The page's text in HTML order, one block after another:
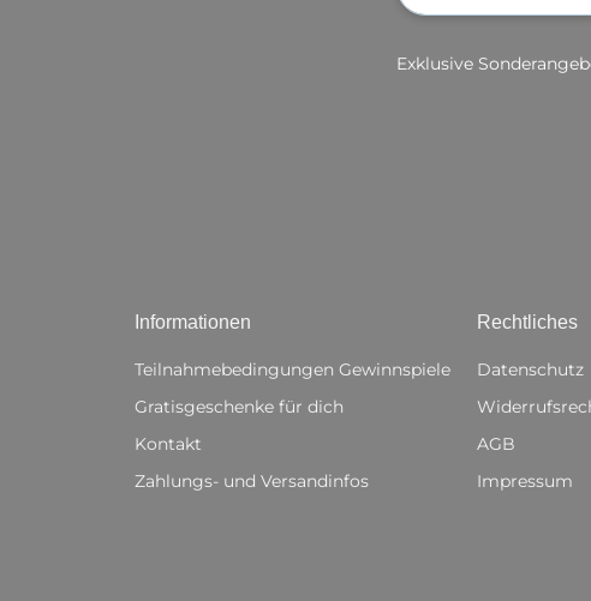
Exklusive
Informationen
Teilnahmebedingungen Gewinnspiele
Gratisgeschenke für dich
Kontakt
Zahlungs- und Versandinfos
Rechtliches
Datenschutz
AGB
Impressum